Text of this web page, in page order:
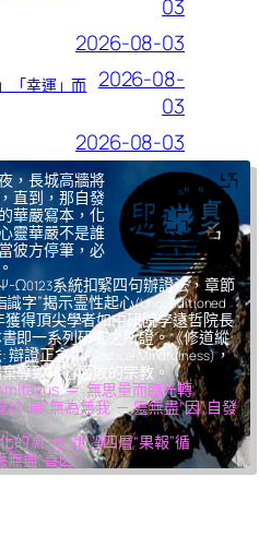
03
2026-08-03
「幸運」而
2026-08-
03
2026-08-03
，長城高牆將
直到，那自發
華嚴寫本，化
靈華嚴不是誰
彼方停筆，必
Ψ-Ω0123系統扣緊四句辦證法，章節
識字”揭示霊性起心(Unconditioned
獲得頂尖學者如中研院李遠哲院長
即一系列研究之所證。《修道縱
辯證正念(Dialectical Mindfulness)，
導致核心腐敗的宗教。
＝ 無思量而臨光轉
“果”,無為無我 ─ 靈無盡“因”,自發
的氣,光,我,凈四層“果報”循
無盡“善因”